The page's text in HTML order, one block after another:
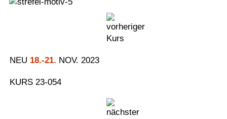
NEU 18.-21. NOV. 2023
KURS 23-054